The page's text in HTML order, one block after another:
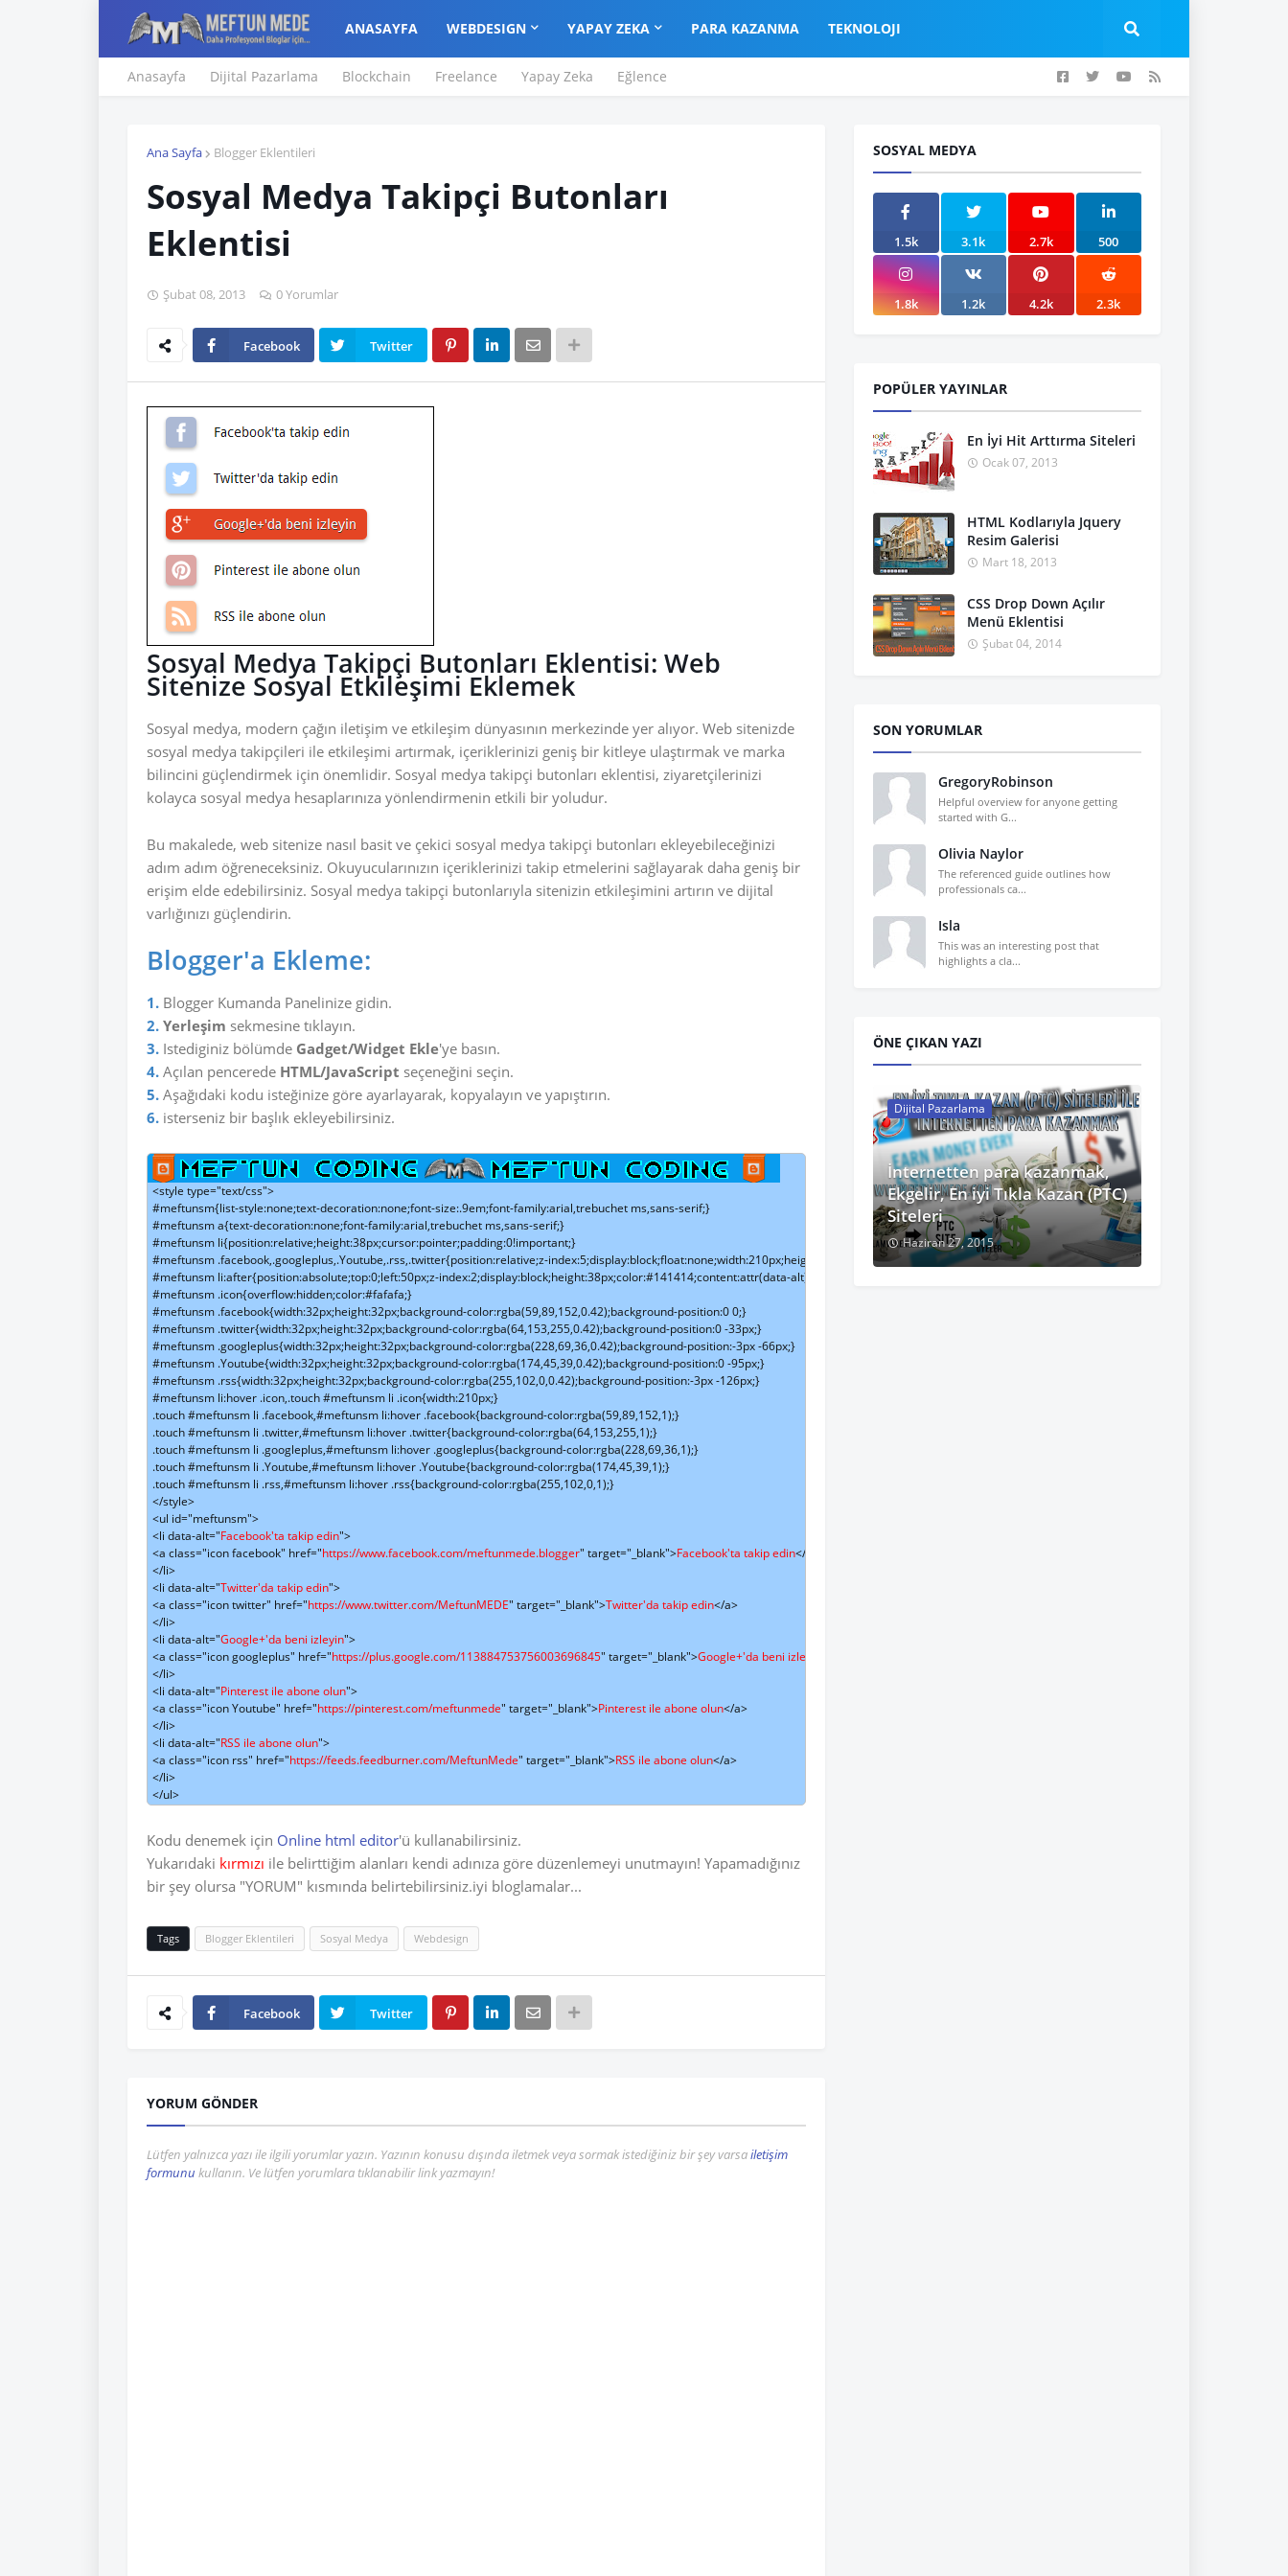
ANASAYFA WEBDESIGN YAPAY ZEKA PARA KAZANMA TEKNOLOJI
Anasayfa Dijital Pazarlama Blockchain Freelance Yapay Zeka Eğlence
Ana Sayfa Blogger Eklentileri
Sosyal Medya Takipçi Butonları
Eklentisi
Şubat 08, 2013 0 Yorumlar
Facebook Twitter
Sosyal Medya Takipçi Butonları Eklentisi: Web
Sitenize Sosyal Etkileşimi Eklemek
Sosyal medya, modern çağın iletişim ve etkileşim dünyasının merkezinde yer alıyor. Web sitenizde
sosyal medya takipçileri ile etkileşimi artırmak, içeriklerinizi geniş bir kitleye ulaştırmak ve marka
bilincini güçlendirmek için önemlidir. Sosyal medya takipçi butonları eklentisi, ziyaretçilerinizi
kolayca sosyal medya hesaplarınıza yönlendirmenin etkili bir yoludur.
Bu makalede, web sitenize nasıl basit ve çekici sosyal medya takipçi butonları ekleyebileceğinizi
adım adım öğreneceksiniz. Okuyucularınızın içeriklerinizi takip etmelerini sağlayarak daha geniş bir
erişim elde edebilirsiniz. Sosyal medya takipçi butonlarıyla sitenizin etkileşimini artırın ve dijital
varlığınızı güçlendirin.
Blogger'a Ekleme:
1. Blogger Kumanda Panelinize gidin.
2. Yerleşim sekmesine tıklayın.
3. Istediginiz bölümde Gadget/Widget Ekle'ye basın.
4. Açılan pencerede HTML/JavaScript seçeneğini seçin.
5. Aşağıdaki kodu isteğinize göre ayarlayarak, kopyalayın ve yapıştırın.
6. isterseniz bir başlık ekleyebilirsiniz.
<style type="text/css">
#meftunsm{list-style:none;text-decoration:none;font-size:.9em;font-family:arial,trebuchet ms,sans-serif;}
#meftunsm a{text-decoration:none;font-family:arial,trebuchet ms,sans-serif;}
#meftunsm li{position:relative;height:38px;cursor:pointer;padding:0!important;}
#meftunsm .facebook,.googleplus,.Youtube,.rss,.twitter{position:relative;z-index:5;display:block;float:none;width:210px;height:38px;border-radius:5px;background:url(https://blogger.googleusercontent.com/img/b/
#meftunsm li:after{position:absolute;top:0;left:50px;z-index:2;display:block;height:38px;color:#141414;content:attr(data-alt);line-height:32px;}
#meftunsm .icon{overflow:hidden;color:#fafafa;}
#meftunsm .facebook{width:32px;height:32px;background-color:rgba(59,89,152,0.42);background-position:0 0;}
#meftunsm .twitter{width:32px;height:32px;background-color:rgba(64,153,255,0.42);background-position:0 -33px;}
#meftunsm .googleplus{width:32px;height:32px;background-color:rgba(228,69,36,0.42);background-position:-3px -66px;}
#meftunsm .Youtube{width:32px;height:32px;background-color:rgba(174,45,39,0.42);background-position:0 -95px;}
#meftunsm .rss{width:32px;height:32px;background-color:rgba(255,102,0,0.42);background-position:-3px -126px;}
#meftunsm li:hover .icon,.touch #meftunsm li .icon{width:210px;}
.touch #meftunsm li .facebook,#meftunsm li:hover .facebook{background-color:rgba(59,89,152,1);}
.touch #meftunsm li .twitter,#meftunsm li:hover .twitter{background-color:rgba(64,153,255,1);}
.touch #meftunsm li .googleplus,#meftunsm li:hover .googleplus{background-color:rgba(228,69,36,1);}
.touch #meftunsm li .Youtube,#meftunsm li:hover .Youtube{background-color:rgba(174,45,39,1);}
.touch #meftunsm li .rss,#meftunsm li:hover .rss{background-color:rgba(255,102,0,1);}
</style>
<ul id="meftunsm">
<li data-alt="Facebook'ta takip edin">
<a class="icon facebook" href="https://www.facebook.com/meftunmede.blogger" target="_blank">Facebook'ta takip edin</a>
</li>
<li data-alt="Twitter'da takip edin">
<a class="icon twitter" href="https://www.twitter.com/MeftunMEDE" target="_blank">Twitter'da takip edin</a>
</li>
<li data-alt="Google+'da beni izleyin">
<a class="icon googleplus" href="https://plus.google.com/113884753756003696845" target="_blank">Google+'da beni izleyin
</li>
<li data-alt="Pinterest ile abone olun">
<a class="icon Youtube" href="https://pinterest.com/meftunmede" target="_blank">Pinterest ile abone olun</a>
</li>
<li data-alt="RSS ile abone olun">
<a class="icon rss" href="https://feeds.feedburner.com/MeftunMede" target="_blank">RSS ile abone olun</a>
</li>
Kodu denemek için Online html editor'ü kullanabilirsiniz.
Yukarıdaki kırmızı ile belirttiğim alanları kendi adınıza göre düzenlemeyi unutmayın! Yapamadığınız
bir şey olursa "YORUM" kısmında belirtebilirsiniz.iyi bloglamalar...
Tags Blogger Eklentileri Sosyal Medya Webdesign
Facebook Twitter
YORUM GÖNDER
Lütfen yalnızca yazı ile ilgili yorumlar yazın. Yazının konusu dışında iletmek veya sormak istediğiniz bir şey varsailetişim
formunu kullanın. Ve lütfen yorumlara tıklanabilir link yazmayın!
SOSYAL MEDYA
1.5k 3.1k 2.7k 500
1.8k 1.2k 4.2k 2.3k
POPÜLER YAYINLAR
En İyi Hit Arttırma Siteleri
Ocak 07, 2013
HTML Kodlarıyla Jquery
Resim Galerisi
Mart 18, 2013
CSS Drop Down Açılır
Menü Eklentisi
Şubat 04, 2014
SON YORUMLAR
GregoryRobinson
Helpful overview for anyone getting
started with G...
Olivia Naylor
The referenced guide outlines how
professionals ca...
Isla
This was an interesting post that
highlights a cla...
ÖNE ÇIKAN YAZI
Dijital Pazarlama
İnternetten para kazanmak,
Ekgelir, En iyi Tıkla Kazan (PTC)
Siteleri
Haziran 27, 2015